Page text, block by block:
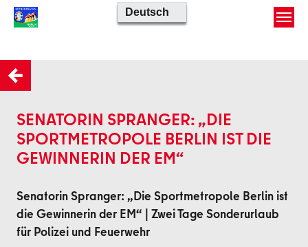
Skip to main content
SENATORIN SPRANGER: „DIE
SPORTMETROPOLE BERLIN IST DIE
GEWINNERIN DER EM“
Senatorin Spranger: „Die Sportmetropole Berlin ist
die Gewinnerin der EM“ | Zwei Tage Sonderurlaub
für Polizei und Feuerwehr